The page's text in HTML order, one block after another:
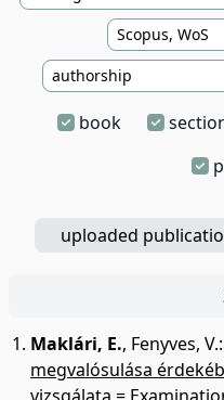
book
uploaded
Maklári, E., Fenyves, V.:
megvalósulása